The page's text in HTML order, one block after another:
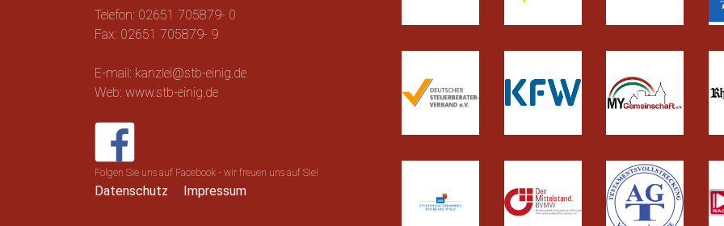
Telefon: 02651 705879- 0
Fax: 02651 705879- 9
E-mail: kanzlei@stb-einig.de
Web: www.stb-einig.de
Folgen Sie uns auf Facebook - wir freuen uns auf Sie!
Datenschutz Impressum